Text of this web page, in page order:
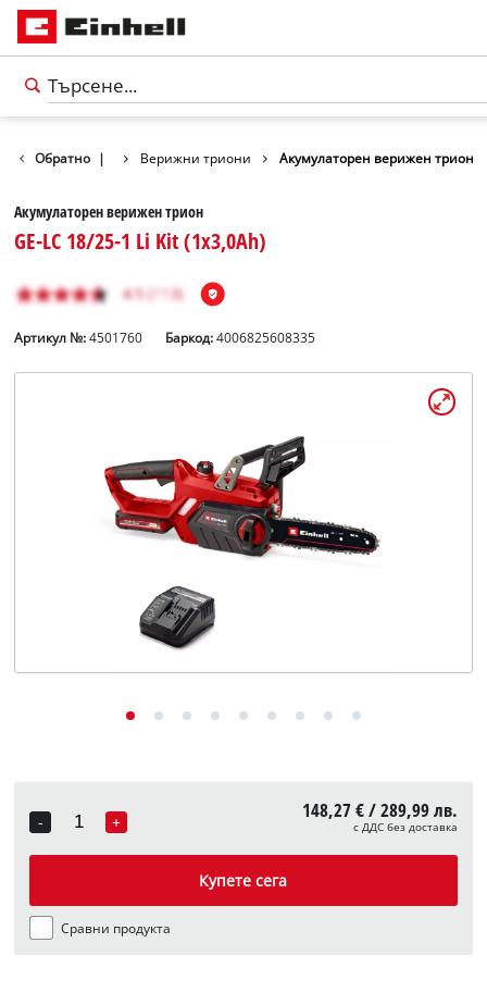
Обратно |
/ триони Верижни триони Акумулаторен верижен трион
Акумулаторен верижен трион
GE-LC 18/25-1 Li Kit (1x3,0Ah)
Артикул №: 4501760 Баркод:4006825608335
-
Quantity
+ 148,27 € / 289,99 лв.
с ДДС без доставка
Купете сега
Сравни продукта